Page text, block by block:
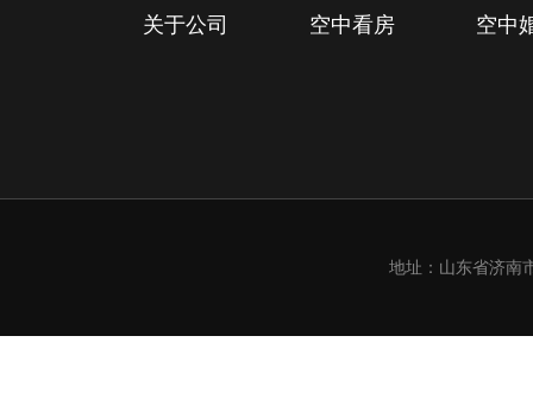
关于公司 空中看房 空中
地址：山东省济南